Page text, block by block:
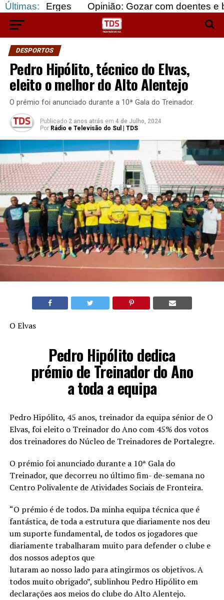
Últimas:Opinião: Gozar com doentes e bajular os
DESPORTOS
Pedro Hipólito, técnico do Elvas,
eleito o melhor do Alto Alentejo
O prémio foi anunciado durante a 10ª Gala do Treinador.
Publicado 2 anos atrás em 4 de Julho, 2024
Por Rádio e Televisão do Sul | TDS
O Elvas
Pedro Hipólito dedica
prémio de Treinador do Ano
a toda a equipa
Pedro Hipólito, 45 anos, treinador da equipa sénior de O
Elvas, foi eleito o Treinador do Ano com 45% dos votos
dos treinadores do Núcleo de Treinadores de Portalegre.
O prémio foi anunciado durante a 10ª Gala do
Treinador, que decorreu no último fim- de-semana no
Centro Polivalente de Atividades Sociais de Fronteira.
“O prémio é de todos. Da minha equipa técnica que é
fantástica, de toda a estrutura que diariamente nos deu
um suporte fundamental, de todos os jogadores que
diariamente trabalharam muito para defender o clube e
dos nossos adeptos que
lutaram ao nosso lado para atingirmos os objetivos. A
todos muito obrigado”, sublinhou Pedro Hipólito em
declarações aos meios do clube do Alto Alentejo.